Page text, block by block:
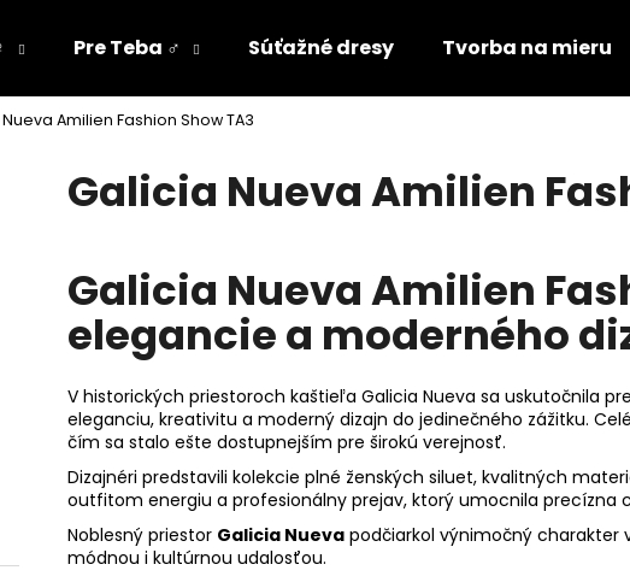
Pre Teba ♂️ Súťažné dresy Tvorba na mieru
Amilien Fashion Show TA3
Galicia Nueva Amilien
Galicia Nueva Amilien
elegancie a moderného
V historických priestoroch kaštieľa Galicia Nueva sa uskutočnila
eleganciu, kreativitu a moderný dizajn do jedinečného zážitku.
čím sa stalo ešte dostupnejším pre širokú verejnosť.
Dizajnéri predstavili kolekcie plné ženských siluet, kvalitných
outfitom energiu a profesionálny prejav, ktorý umocnila precízna
Noblesný priestor Galicia Nueva podčiarkol výnimočný charakter
módnou i kultúrnou udalosťou.
Čo potrebujete nájsť?
Odporúčame
SPOLOČENSKÉ ŠATY, VEĽKOSŤ XS/S
SKLADANÁ MIDI